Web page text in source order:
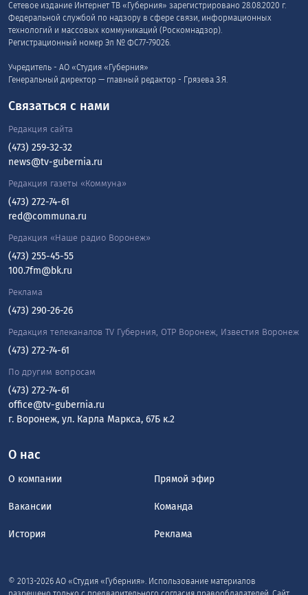
Сетевое издание Интернет ТВ «Губерния» зарегистрировано 28.08.2020 г.
Федеральной службой по надзору в сфере связи, информационных
технологий и массовых коммуникаций (Роскомнадзор).
Регистрационный номер Эл № ФС77-79026.
Учредитель - АО «Студия «Губерния»
Генеральный директор — главный редактор - Грязева З.Я.
О нас
О компании Прямой эфир
Вакансии Команда
История Реклама
© 2013-2026 АО «Студия «Губерния». Использование материалов
Связаться с нами
Редакция сайта
(473) 259-32-32
news@tv-gubernia.ru
Редакция газеты «Коммуна»
(473) 272-74-61
red@communa.ru
Редакция «Наше радио Воронеж»
(473) 255-45-55
100.7fm@bk.ru
Реклама
(473) 290-26-26
Редакция телеканалов TV Губерния, ОТР Воронеж, Известия Воронеж
(473) 272-74-61
По другим вопросам
(473) 272-74-61
office@tv-gubernia.ru
г. Воронеж, ул. Карла Маркса, 67Б к.2